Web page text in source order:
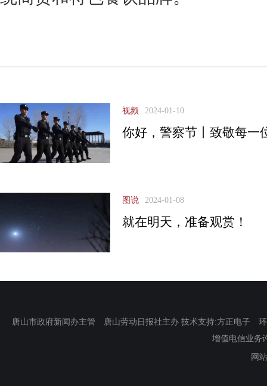
视频 2024-01-10
你好，警察节丨致敬每一
图说 2024-01-08
就在明天，准备观赏！
唐山市政府新闻办主管 唐山劳动日报社主办 技术支持:方正电子
增值电信业务
网